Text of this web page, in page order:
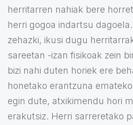
herritarren nahiak bere
herri gogoa indartsu
zehazki, ikusi dugu
sareetan -izan fisikoak zein
bizi nahi duten horiek ere
honetako erantzuna
egin dute, atxikimendu hori
erakutsiz. Herri sarreretako